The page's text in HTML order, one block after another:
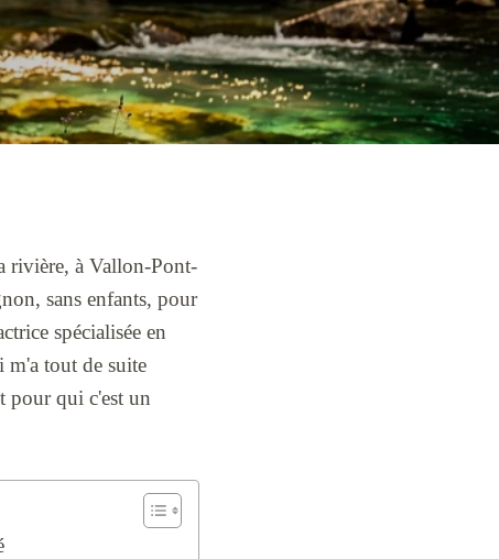
rivière, à Vallon-Pont-
sans enfants, pour
spécialisée en
m'a tout de suite
pour qui c'est un